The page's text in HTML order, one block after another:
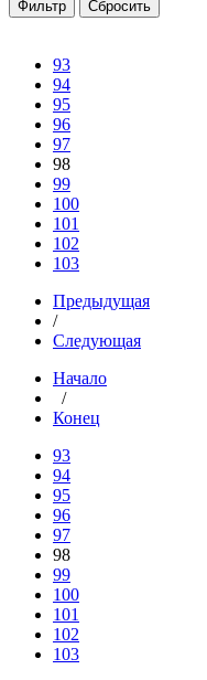
93
94
95
96
97
98
99
100
101
102
103
Предыдущая
/
Следующая
Начало
/
Конец
93
94
95
96
97
98
99
100
101
102
103